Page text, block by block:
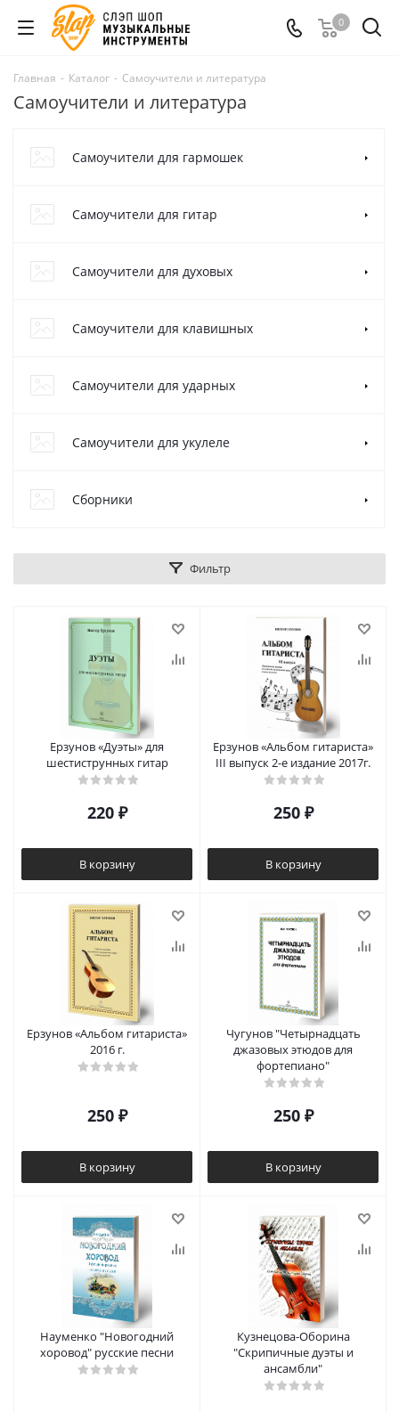
0
Главная - Каталог - Самоучители и литература
Самоучители и литература
Самоучители для гармошек
Самоучители для гитар
Самоучители для духовых
Самоучители для клавишных
Самоучители для ударных
Самоучители для укулеле
Сборники
Фильтр
Ерзунов «Дуэты» для
шестиструнных гитар
220₽
В корзину
Ерзунов «Альбом гитариста»
III выпуск 2-е издание 2017г.
250₽
В корзину
Ерзунов «Альбом гитариста»
2016 г.
250₽
В корзину
Чугунов "Четырнадцать
джазовых этюдов для
фортепиано"
250₽
В корзину
Науменко "Новогодний
хоровод" русские песни
Кузнецова-Оборина
"Скрипичные дуэты и
ансамбли"